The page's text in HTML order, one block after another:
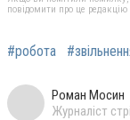
повідомити про це редакцію
#робота
Роман Мосин
Журналіст